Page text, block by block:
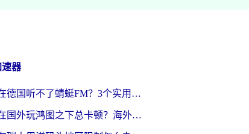
速器
在德国听不了蜻蜓FM？3个实用技巧帮你解锁国内影音自由
在国外玩鸿图之下总卡顿？海外党追剧听歌的3个实用解决方案